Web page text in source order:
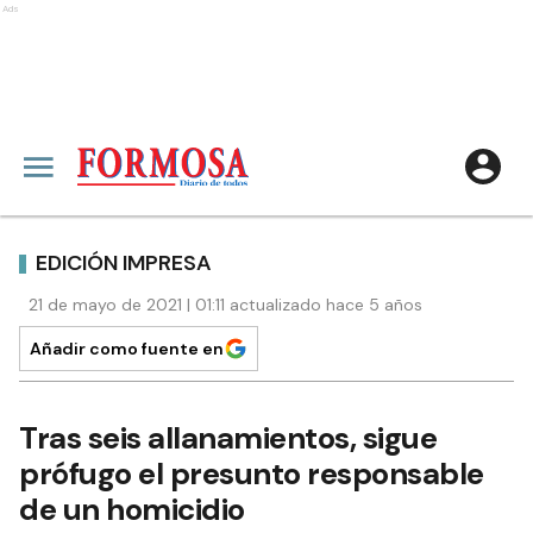
Ads
EDICIÓN IMPRESA
21 de mayo de 2021 | 01:11 actualizado hace 5 años
Añadir como fuente en
Tras seis allanamientos, sigue
prófugo el presunto responsable
de un homicidio